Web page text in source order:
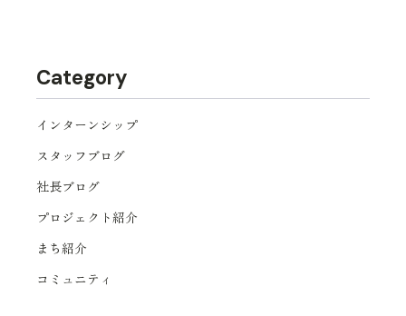
Category
インターンシップ
スタッフブログ
社長ブログ
プロジェクト紹介
まち紹介
コミュニティ